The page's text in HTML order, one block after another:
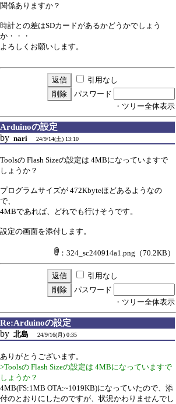
関係ありますか？
時計との差はSDカードがあるかどうかでしょう
か・・・
よろしくお願いします。
引用なし
パスワード
・ツリー全体表示
Arduinoの設定
by nari 24/9/14(土) 13:10
Toolsの Flash Sizeの設定は 4MBになっていますで
しょうか？
プログラムサイズが 472Kbyteほどあるようなの
で、
4MBであれば、どれでも行けそうです。
設定の画面を添付します。
：324_sc240914a1.png （70.2KB）
引用なし
パスワード
・ツリー全体表示
Re:Arduinoの設定
by 北島 24/9/16(月) 0:35
ありがとうございます。
>Toolsの Flash Sizeの設定は 4MBになっていますで
しょうか？
4MB(FS:1MB OTA:~1019KB)になっていたので、添
付のとおりにしたのですが、状況かわりませんでし